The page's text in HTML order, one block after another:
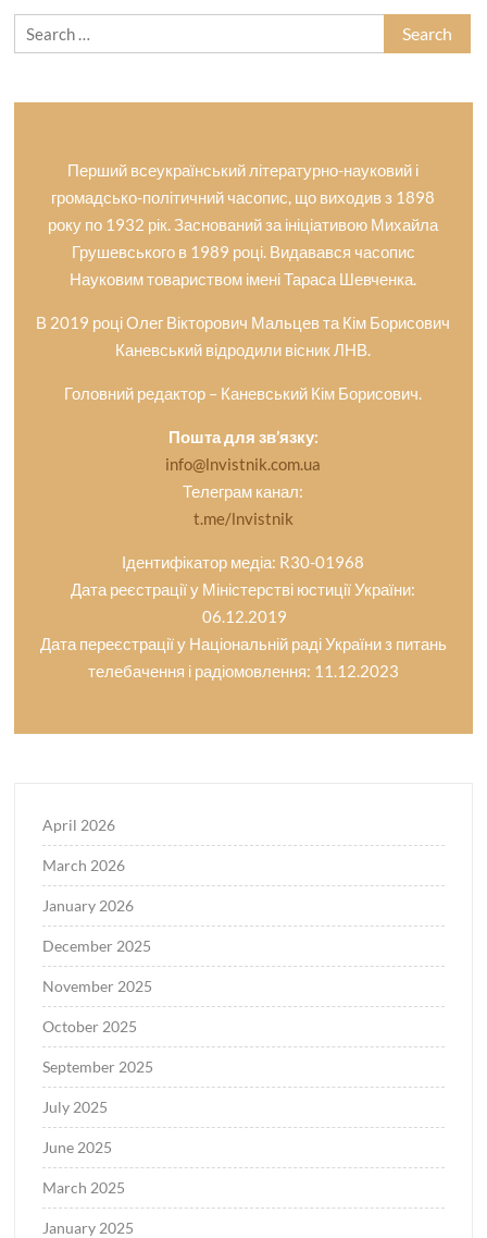
Search
for:
Перший всеукраїнський літературно-науковий і
громадсько-політичний часопис, що виходив з 1898
року по 1932 рік. Заснований за ініціативою Михайла
Грушевського в 1989 році. Видавався часопис
Науковим товариством імені Тараса Шевченка.
В 2019 році Олег Вікторович Мальцев та Кім Борисович
Каневський відродили вісник ЛНВ.
Головний редактор – Каневський Кім Борисович.
Пошта для зв’язку:
info@lnvistnik.com.ua
Телеграм канал:
t.me/lnvistnik
Ідентифікатор медіа: R30-01968
Дата реєстрації у Міністерстві юстиції України:
06.12.2019
Дата переєстрації у Національній раді України з питань
телебачення і радіомовлення: 11.12.2023
April 2026
March 2026
January 2026
December 2025
November 2025
October 2025
September 2025
July 2025
June 2025
March 2025
January 2025